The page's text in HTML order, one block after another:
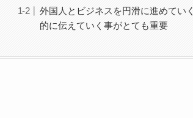
外国人とビジネスを円滑に進めてい
的に伝えていく事がとても重要